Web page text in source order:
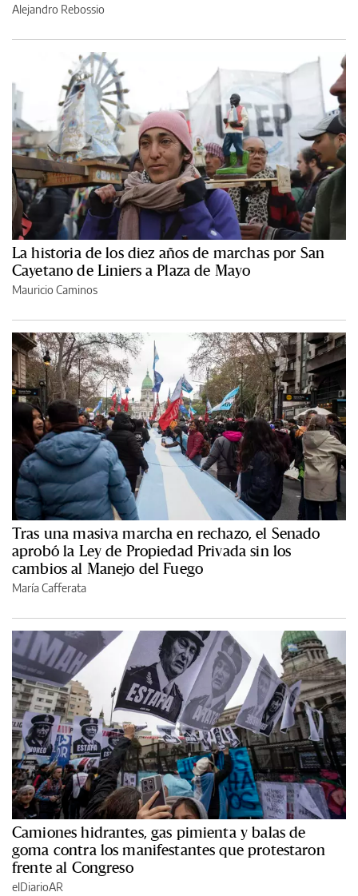
Alejandro Rebossio
La historia de los diez años de marchas por San
Cayetano de Liniers a Plaza de Mayo
Mauricio Caminos
Tras una masiva marcha en rechazo, el Senado
aprobó la Ley de Propiedad Privada sin los
cambios al Manejo del Fuego
María Cafferata
Camiones hidrantes, gas pimienta y balas de
goma contra los manifestantes que protestaron
frente al Congreso
elDiarioAR